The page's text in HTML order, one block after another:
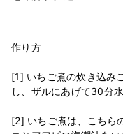
作り方
[1] いちご煮の炊き込み
し、ザルにあげて30分
[2] いちご煮は、こちら